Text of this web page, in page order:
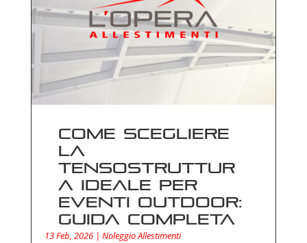
Come scegliere
la
tensostruttur
a ideale per
eventi outdoor:
guida completa
13 Feb, 2026| Noleggio Allestimenti